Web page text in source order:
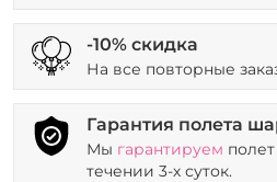
-10% скидка
На все повторные
Гарантия полета
Мы гарантируем
течении 3-х суток.